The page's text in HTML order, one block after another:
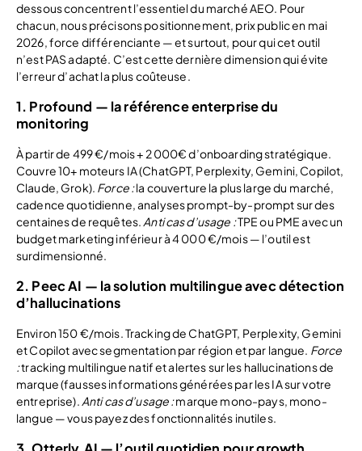
dessous concentrent l’essentiel du marché AEO. Pour
chacun, nous précisons positionnement, prix public en mai
2026, force différenciante — et surtout, pour qui cet outil
n’est PAS adapté. C’est cette dernière dimension qui évite
l’erreur d’achat la plus coûteuse.
1. Profound — la référence enterprise du
monitoring
À partir de 499 €/mois + 2 000€ d’onboarding stratégique.
Couvre 10+ moteurs IA (ChatGPT, Perplexity, Gemini, Copilot,
Claude, Grok). Force :la couverture la plus large du marché,
cadence quotidienne, analyses prompt-by-prompt sur des
centaines de requêtes. Anti cas d’usage :TPE ou PME avec un
budget marketing inférieur à 4 000 €/mois — l’outil est
surdimensionné.
2. Peec AI — la solution multilingue avec détection
d’hallucinations
Environ 150 €/mois. Tracking de ChatGPT, Perplexity, Gemini
et Copilot avec segmentation par région et par langue. Force
:tracking multilingue natif et alertes sur les hallucinations de
marque (fausses informations générées par les IA sur votre
entreprise). Anti cas d’usage :marque mono-pays, mono-
langue — vous payez des fonctionnalités inutiles.